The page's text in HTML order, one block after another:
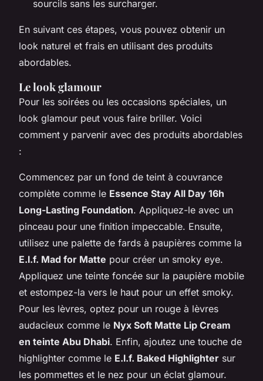
sourcils sans les surcharger.
En suivant ces étapes, vous pouvez obtenir un
look naturel et frais en utilisant des produits
abordables.
Le look glamour
Pour les soirées ou les occasions spéciales, un
look glamour peut vous faire briller. Voici
comment y parvenir avec des produits abordables
:
Commencez par un fond de teint à couvrance
complète comme le Essence Stay All Day 16h
Long-Lasting Foundation. Appliquez-le avec un
pinceau pour une finition impeccable. Ensuite,
utilisez une palette de fards à paupières comme la
E.l.f. Mad for Matte pour créer un smoky eye.
Appliquez une teinte foncée sur la paupière mobile
et estompez-la vers le haut pour un effet smoky.
Pour les lèvres, optez pour un rouge à lèvres
audacieux comme le Nyx Soft Matte Lip Cream
en teinte Abu Dhabi. Enfin, ajoutez une touche de
highlighter comme le E.l.f. Baked Highlighter sur
les pommettes et le nez pour un éclat glamour.